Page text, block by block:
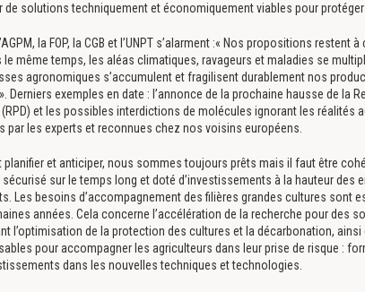
de solutions techniquement et économiquement viables pour
l’AGPM, la FOP, la CGB et l’UNPT s’alarment :« Nos propositions
le même temps, les aléas climatiques, ravageurs et maladies se
agronomiques s’accumulent et fragilisent durablement nos
Derniers exemples en date : l’annonce de la prochaine hausse de la
et les possibles interdictions de molécules ignorant les réalités
par les experts et reconnues chez nos voisins européens.
planifier et anticiper, nous sommes toujours prêts mais il faut être
sécurisé sur le temps long et doté d’investissements à la hauteur des
Les besoins d’accompagnement des filières grandes cultures sont
années. Cela concerne l’accélération de la recherche pour des
l’optimisation de la protection des cultures et la décarbonation,
pour accompagner les agriculteurs dans leur prise de risque :
dans les nouvelles techniques et technologies.